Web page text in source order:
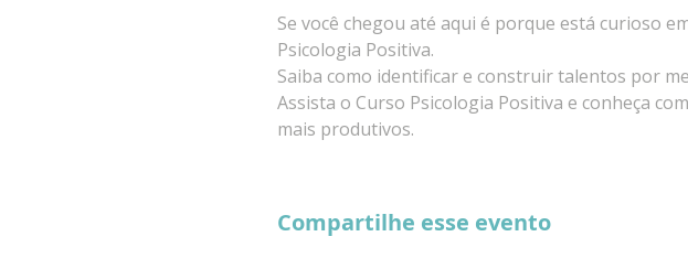
Se você chegou até aqui é porque está curioso
Psicologia Positiva.
Saiba como identificar e construir talentos por
Assista o Curso Psicologia Positiva e conheça
mais produtivos.
Compartilhe esse evento